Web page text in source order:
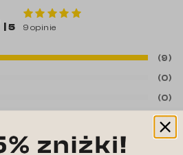
| 5 9 opinie
(9)
(0)
(0)
(0)
(0)